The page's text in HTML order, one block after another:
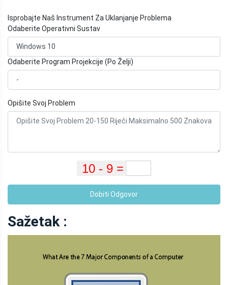
Isprobajte Naš Instrument Za Uklanjanje Problema
Odaberite Operativni Sustav
Odaberite Program Projekcije (Po Želji)
Opišite Svoj Problem
Dobiti Odgovor
Sažetak :